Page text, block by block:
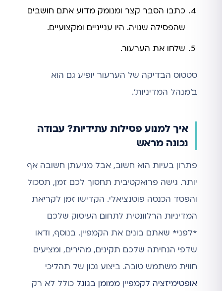
כתבו הסבר קצר ומנומק מדוע אתם חושבים
שהפסילה שגויה. היו ענייניים ומקצועיים.
שלחו את הערעור.
סטטוס הבדיקה של הערעור יופיע גם הוא
ב'מנהל המדיניות'.
איך למנוע פסילות עתידיות? עבודה
נכונה מראש
פתרון בעיות הוא חשוב, אבל מניעתן חשובה אף
יותר. גישה פרואקטיבית תחסוך לכם זמן, תסכול
והפסד הכנסה פוטנציאלי. הקדישו זמן לקריאת
המדיניות הרלוונטית לתחום העיסוק שלכם
*לפני* שאתם בונים את הקמפיין. בנוסף, ודאו
שדפי הנחיתה שלכם תקינים, מהירים, ומציעים
חווית משתמש טובה. ביצוע נכון של תהליכי
אופטימיזציה לקמפיין ממומן בגוגל כולל לא רק